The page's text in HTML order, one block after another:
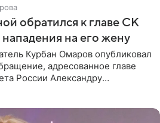
обратился к главе СК
нападения на его жену
Курбан Омаров опубликовал
адресованное главе
России Александру